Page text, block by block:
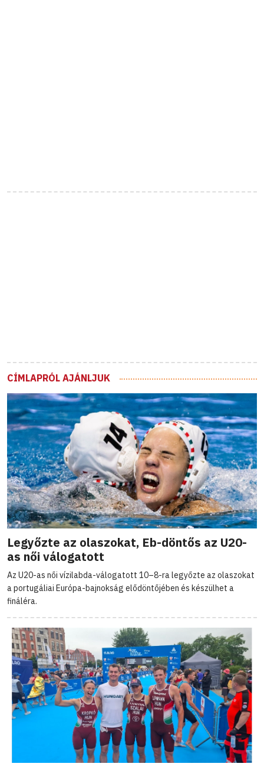
CÍMLAPRÓL AJÁNLJUK
Legyőzte az olaszokat, Eb-döntős az U20-
as női válogatott
Az U20-as női vízilabda-válogatott 10–8-ra legyőzte az olaszokat
a portugáliai Európa-bajnokság elődöntőjében és készülhet a
fináléra.